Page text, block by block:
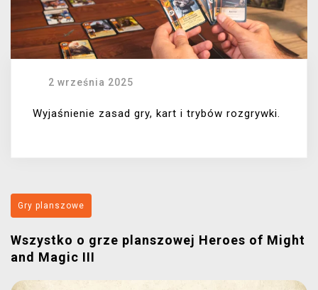
2 września 2025
Wyjaśnienie zasad gry, kart i trybów rozgrywki.
Gry planszowe
Wszystko o grze planszowej Heroes of Might
and Magic III